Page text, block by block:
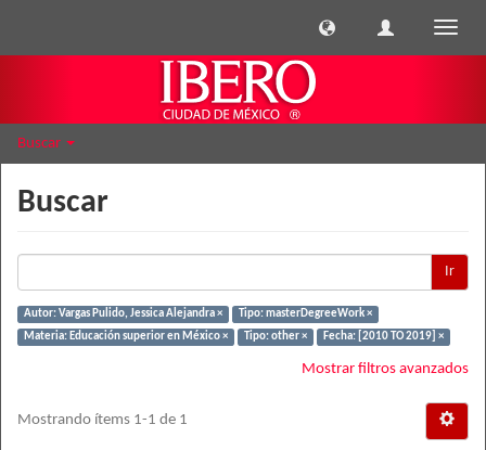
Buscar
Buscar
Ir
Autor: Vargas Pulido, Jessica Alejandra ×
Tipo: masterDegreeWork ×
Materia: Educación superior en México ×
Tipo: other × Fecha: [2010 TO 2019] ×
Mostrar filtros avanzados
Mostrando ítems 1-1 de 1